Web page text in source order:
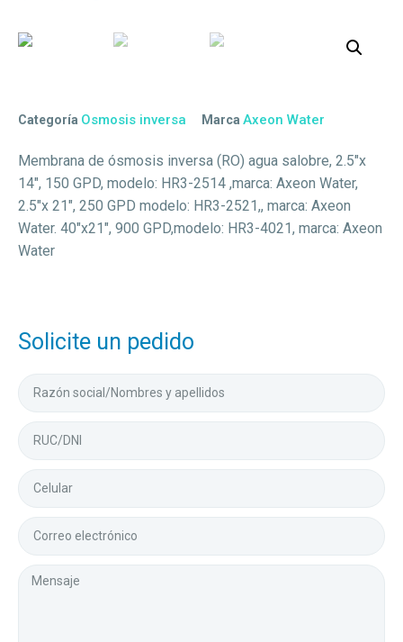
Categoría Osmosis inversa Marca Axeon Water
Membrana de ósmosis inversa (RO) agua salobre, 2.5″x
14″, 150 GPD, modelo: HR3-2514 ,marca: Axeon Water,
2.5″x 21″, 250 GPD modelo: HR3-2521,, marca: Axeon
Water. 40″x21″, 900 GPD,modelo: HR3-4021, marca: Axeon
Water
Solicite un pedido